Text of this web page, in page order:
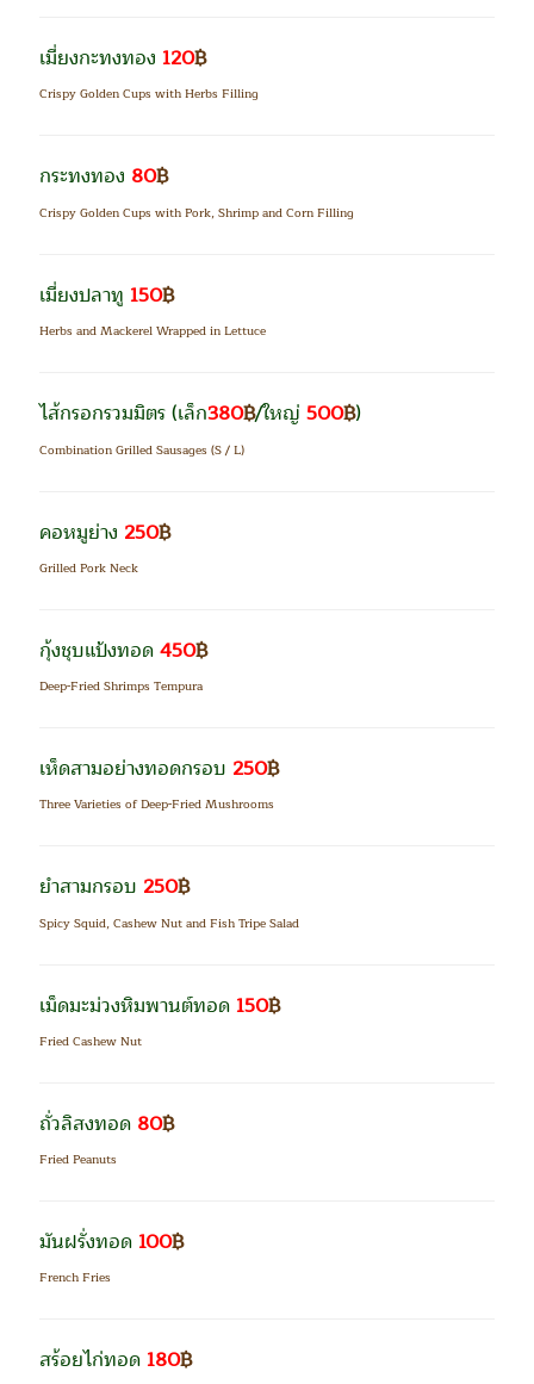
เมี่ยงกะทงทอง 120฿
Crispy Golden Cups with Herbs Filling
กระทงทอง 80฿
Crispy Golden Cups with Pork,Shrimp and Corn Filling
เมี่ยงปลาทู 150฿
Herbs and Mackerel Wrapped in Lettuce
ไส้กรอกรวมมิตร(เล็ก380฿/ใหญ่ 500฿)
Combination Grilled Sausages (S / L)
คอหมูย่าง 250฿
Grilled Pork Neck
กุ้งชุบแป้งทอด450฿
Deep-Fried Shrimps Tempura
เห็ดสามอย่างทอดกรอบ 250฿
Three Varieties of Deep-Fried Mushrooms
ยำสามกรอบ 250฿
Spicy Squid, Cashew Nut andFish Tripe Salad
เม็ดมะม่วงหิมพานต์ทอด 150฿
Fried Cashew Nut
ถั่วลิสงทอด 80฿
Fried Peanuts
มันฝรั่งทอด 100฿
French Fries
สร้อยไก่ทอด 180฿